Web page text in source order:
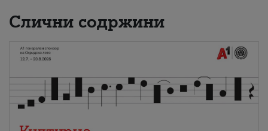
Слични содржини